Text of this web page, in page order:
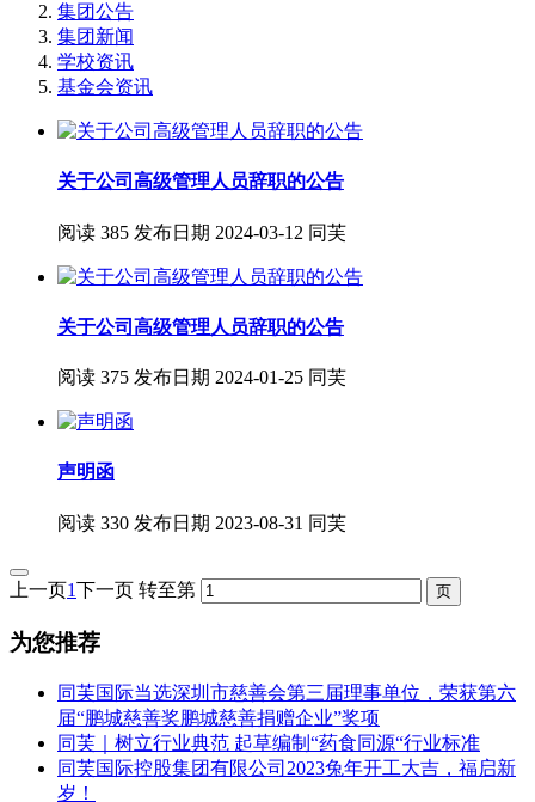
集团公告
集团新闻
学校资讯
基金会资讯
关于公司高级管理人员辞职的公告
阅读 385 发布日期 2024-03-12 同芙
关于公司高级管理人员辞职的公告
阅读 375 发布日期 2024-01-25 同芙
声明函
阅读 330 发布日期 2023-08-31 同芙
上一页1下一页 转至第
为您推荐
同芙国际当选深圳市慈善会第三届理事单位，荣获第六
届“鹏城慈善奖鹏城慈善捐赠企业”奖项
同芙｜树立行业典范 起草编制“药食同源“行业标准
同芙国际控股集团有限公司2023兔年开工大吉，福启新
岁！